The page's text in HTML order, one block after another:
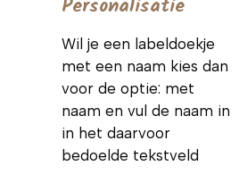
Personalisatie
Wil je een labeldoekje
met een naam kies dan
voor de optie: met
naam en vul de naam in
in het daarvoor
bedoelde tekstveld